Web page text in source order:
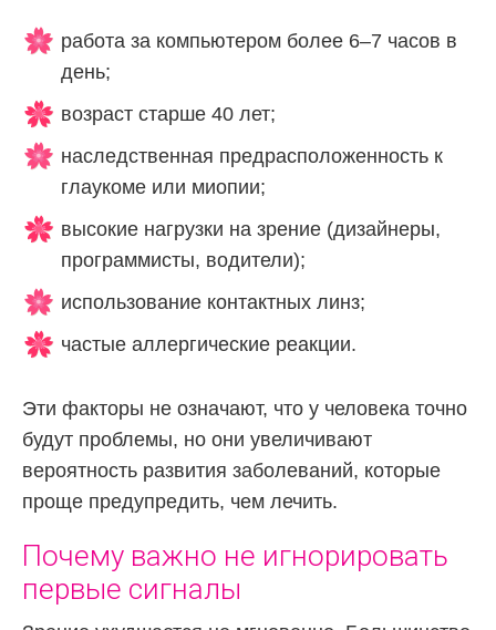
работа за компьютером более 6–7 часов в
день;
возраст старше 40 лет;
наследственная предрасположенность к
глаукоме или миопии;
высокие нагрузки на зрение (дизайнеры,
программисты, водители);
использование контактных линз;
частые аллергические реакции.
Эти факторы не означают, что у человека точно
будут проблемы, но они увеличивают
вероятность развития заболеваний, которые
проще предупредить, чем лечить.
Почему важно не игнорировать
первые сигналы